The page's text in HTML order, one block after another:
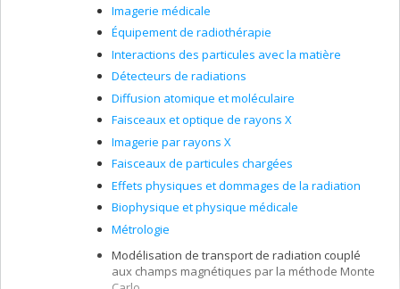
Imagerie médicale
Équipement de radiothérapie
Interactions des particules avec la matière
Détecteurs de radiations
Diffusion atomique et moléculaire
Faisceaux et optique de rayons X
Imagerie par rayons X
Faisceaux de particules chargées
Effets physiques et dommages de la radiation
Biophysique et physique médicale
Métrologie
Modélisation de transport de radiation couplé
aux champs magnétiques par la méthode Monte